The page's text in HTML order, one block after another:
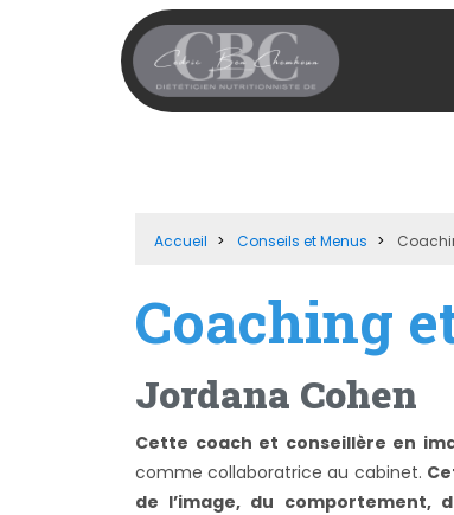
Accueil Conseils et Menus
Coaching
Jordana Cohen
Cette coach et conseillère en
comme collaboratrice au cabinet.
de l’image, du comportement,